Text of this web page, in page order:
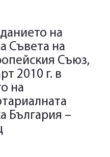
на
Съвета на
Съюз,
2010 г. в
на
България –